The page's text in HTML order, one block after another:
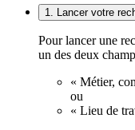
1. Lancer votre
Pour lancer une
un des deux
« Métier,
ou
« Lieu de